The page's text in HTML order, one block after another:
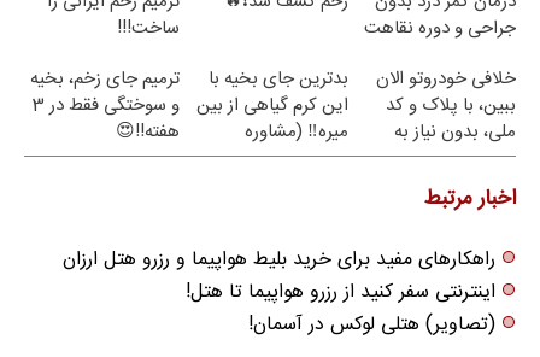
جراحی و دوره نقاهت
ساخت!!!
خلافی خودروتو الان
ببین، با پلاک و کد
ملی، بدون نیاز به
مراجعه حضوری
بدترین جای بخیه با
این کرم گیاهی از بین
میره‼️ (مشاوره
رایگان)
ترمیم جای زخم، بخیه
و سوختگی فقط در 3
هفته!!😍
اخبار مرتبط
راهکارهای مفید برای خرید بلیط هواپیما و رزرو هتل ارزان
اینترنتی سفر کنید از رزرو هواپیما تا هتل!
(تصاویر) هتلی لوکس در آسمان!